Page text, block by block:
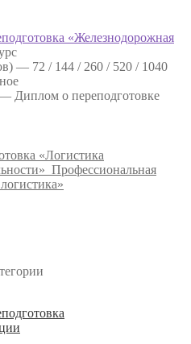
«Железнодорожная
— 72 / 144 / 260 / 520 / 1040
— Диплом о переподготовке
«Логистика
Профессиональная